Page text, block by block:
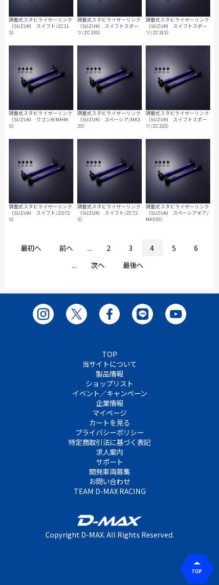
調整式スタビライザーリンク
（SUZUKI スイフト/ZC11
S）
調整式スタビライザーリンク
（SUZUKI スイフトスポー
ツ/ZC33S）
調整式スタビライザーリンク
（SUZUKI スイフトスポー
ツ/ZC31S）
調整式スタビライザーリンク
（SUZUKI ワゴンR/MH44
S）
調整式スタビライザーリンク
（SUZUKI スペーシア/MK3
2S）
調整式スタビライザーリンク
（SUZUKI スイフトスポー
ツ/ZC32S）
調整式スタビライザーリンク
（SUZUKI スイフト/ZD72
S）
調整式スタビライザーリンク
（SUZUKI スイフト/ZC72
S）
調整式スタビライザーリンク
（SUZUKI スペーシアギア/
MK53S）
最初へ 前へ ... 2 3 4 5
6
...
次へ 最後へ
TOP
当サイトについて
製品情報
ショップリスト
イベント／キャンペーン
企業情報
マイページ
カートを見る
プライバシーポリシー
特定商取引法に基づく表記
求人案内
サポート
開発車両募集
お問い合わせ
TEAM D-MAX RACING
Copyright D-MAX. All Rights Reserved.